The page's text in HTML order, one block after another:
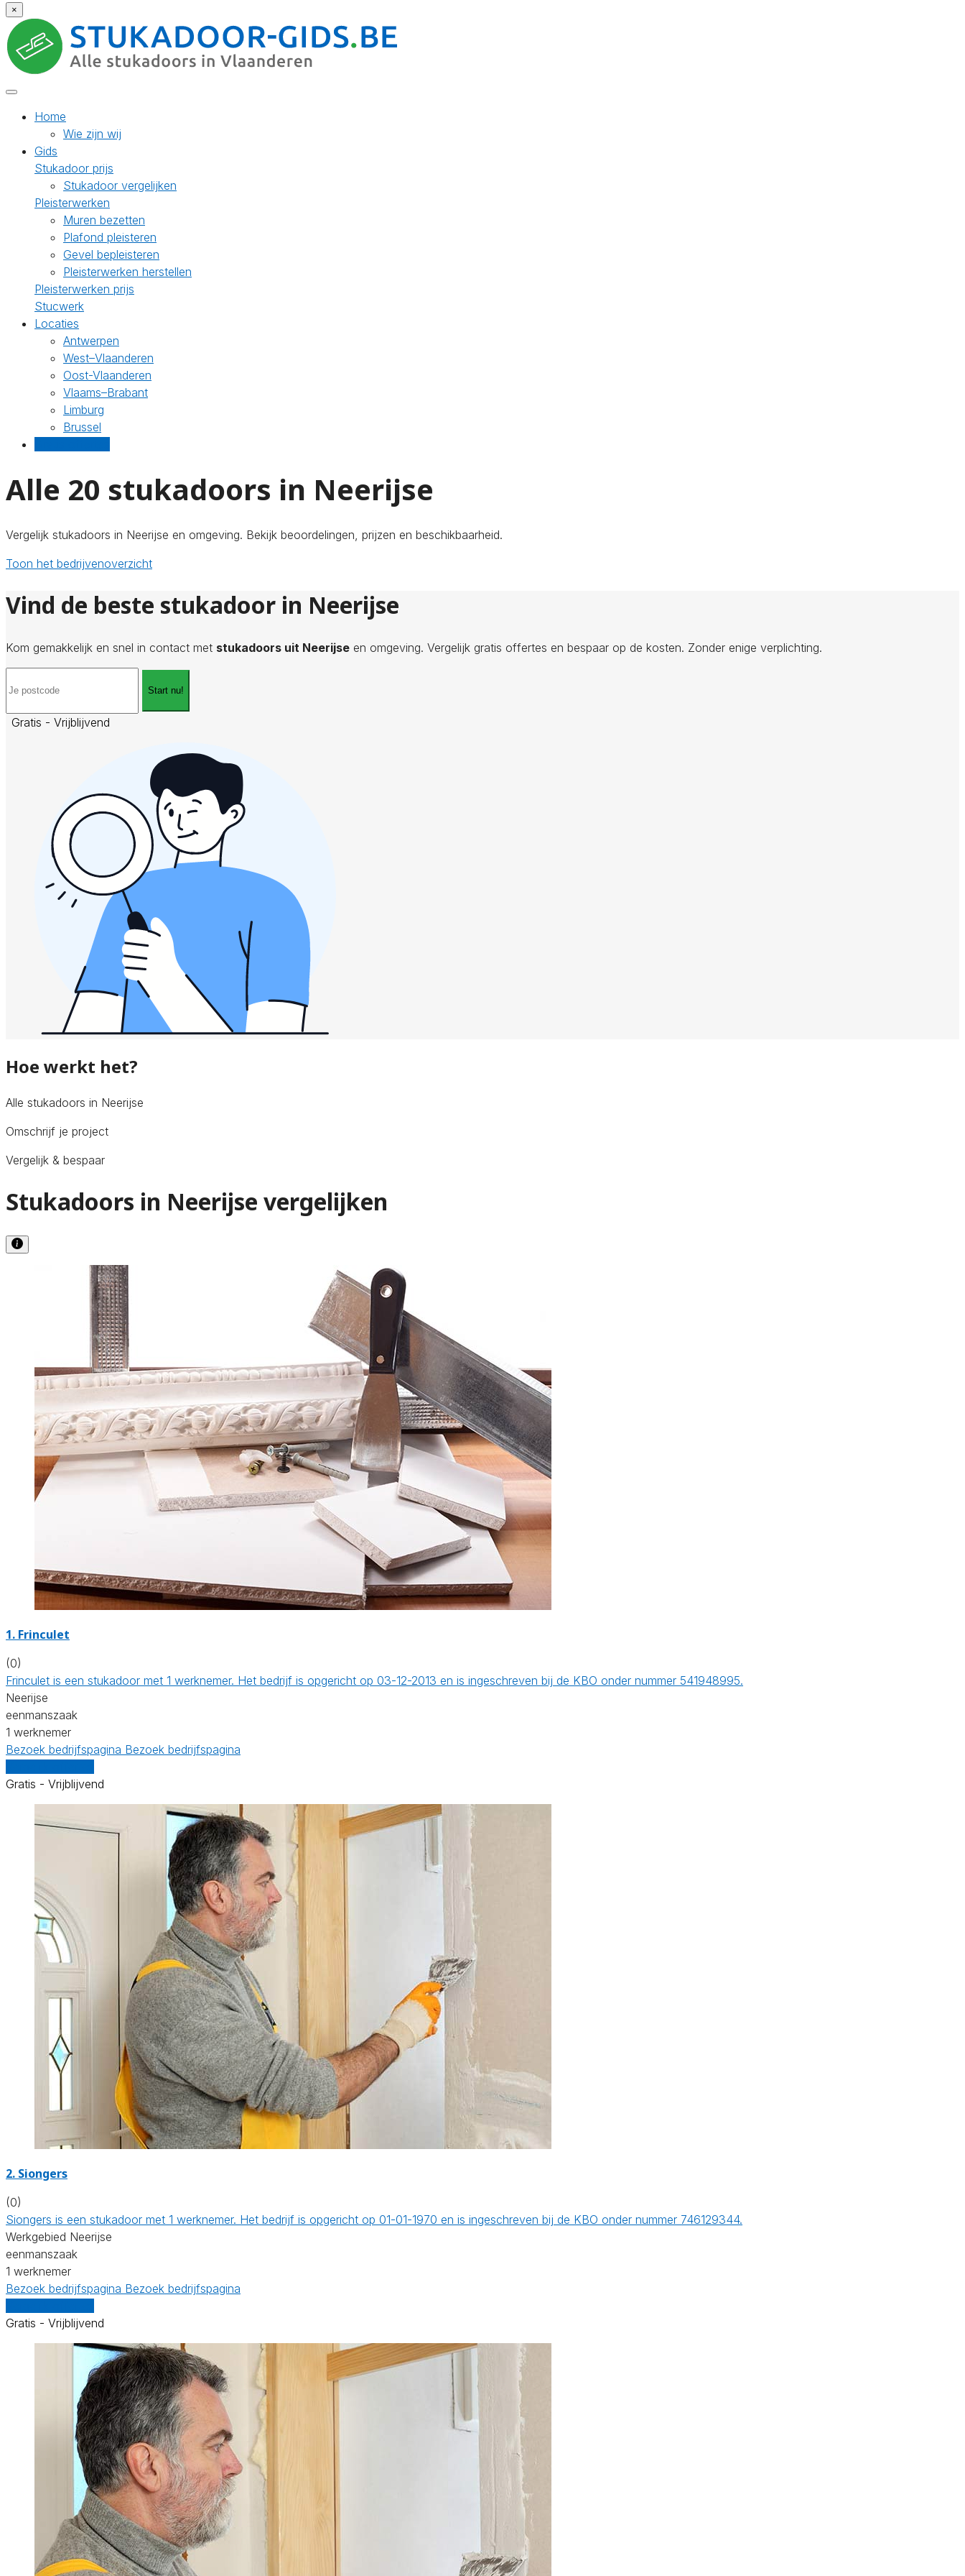
×
Home
Wie zijn wij
Gids
Stukadoor prijs
Stukadoor vergelijken
Pleisterwerken
Muren bezetten
Plafond pleisteren
Gevel bepleisteren
Pleisterwerken herstellen
Pleisterwerken prijs
Stucwerk
Locaties
Antwerpen
West–Vlaanderen
Oost-Vlaanderen
Vlaams–Brabant
Limburg
Brussel
Alle 20 stukadoors in Neerijse
Vergelijk stukadoors in Neerijse en omgeving. Bekijk beoordelingen, prijzen en beschikbaarheid.
Toon het bedrijvenoverzicht
Vind de beste stukadoor in Neerijse
Kom gemakkelijk en snel in contact met stukadoors uit Neerijse en omgeving. Vergelijk gratis offertes en bespaar op de kosten. Zonder enige verplichting.
Start nu!
Gratis - Vrijblijvend
Hoe werkt het?
Alle stukadoors in Neerijse
Omschrijf je project
Vergelijk & bespaar
Stukadoors in Neerijse vergelijken
1. Frinculet
(0)
Frinculet is een stukadoor met 1 werknemer. Het bedrijf is opgericht op 03-12-2013 en is ingeschreven bij de KBO onder nummer 541948995.
Neerijse
eenmanszaak
1 werknemer
Bezoek bedrijfspagina Bezoek bedrijfspagina
Gratis - Vrijblijvend
2. Siongers
(0)
Siongers is een stukadoor met 1 werknemer. Het bedrijf is opgericht op 01-01-1970 en is ingeschreven bij de KBO onder nummer 746129344.
Werkgebied Neerijse
eenmanszaak
1 werknemer
Bezoek bedrijfspagina Bezoek bedrijfspagina
Gratis - Vrijblijvend